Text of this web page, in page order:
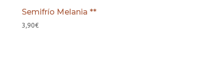
Semifrío Melania **
3,90€